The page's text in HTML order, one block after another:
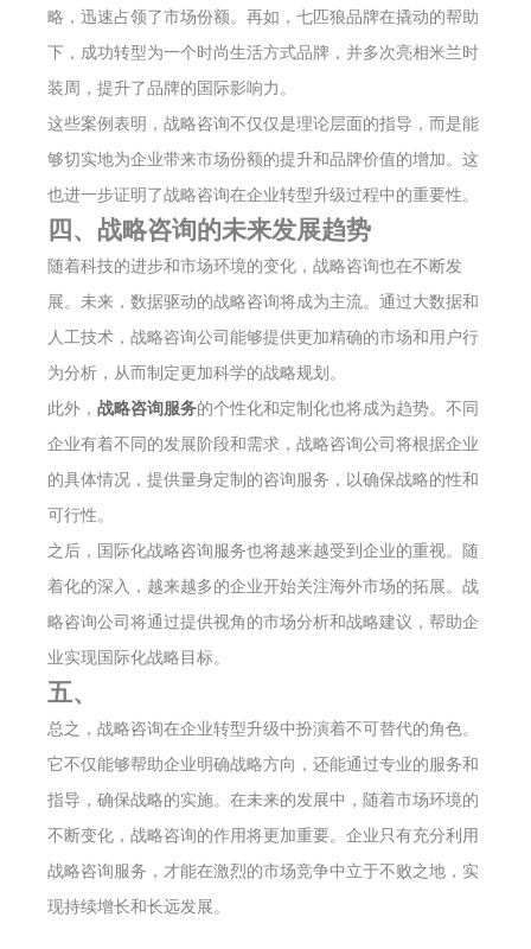
略，迅速占领了市场份额。再如，七匹狼品牌在撬动的帮助
下，成功转型为一个时尚生活方式品牌，并多次亮相米兰时
装周，提升了品牌的国际影响力。
这些案例表明，战略咨询不仅仅是理论层面的指导，而是能
够切实地为企业带来市场份额的提升和品牌价值的增加。这
也进一步证明了战略咨询在企业转型升级过程中的重要性。
四、战略咨询的未来发展趋势
随着科技的进步和市场环境的变化，战略咨询也在不断发
展。未来，数据驱动的战略咨询将成为主流。通过大数据和
人工技术，战略咨询公司能够提供更加精确的市场和用户行
为分析，从而制定更加科学的战略规划。
此外， 战略咨询服务的个性化和定制化也将成为趋势。不同
企业有着不同的发展阶段和需求，战略咨询公司将根据企业
的具体情况，提供量身定制的咨询服务，以确保战略的性和
可行性。
之后，国际化战略咨询服务也将越来越受到企业的重视。随
着化的深入，越来越多的企业开始关注海外市场的拓展。战
略咨询公司将通过提供视角的市场分析和战略建议，帮助企
业实现国际化战略目标。
五、
总之，战略咨询在企业转型升级中扮演着不可替代的角色。
它不仅能够帮助企业明确战略方向，还能通过专业的服务和
指导，确保战略的实施。在未来的发展中，随着市场环境的
不断变化，战略咨询的作用将更加重要。企业只有充分利用
战略咨询服务，才能在激烈的市场竞争中立于不败之地，实
现持续增长和长远发展。